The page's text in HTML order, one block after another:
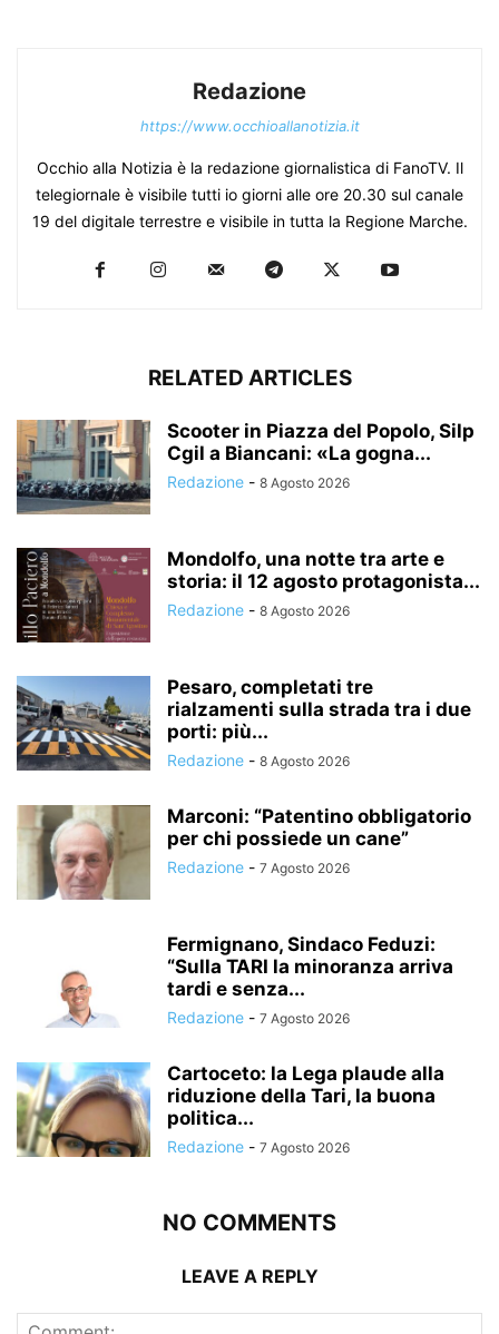
Redazione
https://www.occhioallanotizia.it
Occhio alla Notizia è la redazione giornalistica di FanoTV. Il
telegiornale è visibile tutti io giorni alle ore 20.30 sul canale
19 del digitale terrestre e visibile in tutta la Regione Marche.
RELATED ARTICLES
Scooter in Piazza del Popolo, Silp
Cgil a Biancani: «La gogna...
Redazione - 8 Agosto 2026
Mondolfo, una notte tra arte e
storia: il 12 agosto protagonista...
Redazione - 8 Agosto 2026
Pesaro, completati tre
rialzamenti sulla strada tra i due
porti: più...
Redazione - 8 Agosto 2026
Marconi: “Patentino obbligatorio
per chi possiede un cane”
Redazione - 7 Agosto 2026
Fermignano, Sindaco Feduzi:
“Sulla TARI la minoranza arriva
tardi e senza...
Redazione - 7 Agosto 2026
Cartoceto: la Lega plaude alla
riduzione della Tari, la buona
politica...
Redazione - 7 Agosto 2026
NO COMMENTS
LEAVE A REPLY